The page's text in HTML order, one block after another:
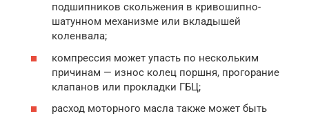
подшипников скольжения в кривошипно-
шатунном механизме или вкладышей
коленвала;
компрессия может упасть по нескольким
причинам — износ колец поршня, прогорание
клапанов или прокладки ГБЦ;
расход моторного масла также может быть